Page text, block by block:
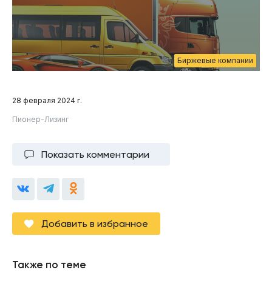
Биржевые компании
28 февраля 2024 г.
Пионер-Лизинг
Показать комментарии
Добавить в избранное
Также по теме